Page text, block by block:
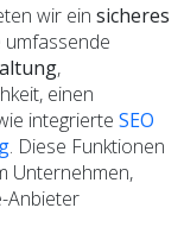
wir ein sicheres
umfassende
,
einen
integrierte SEO
. Diese Funktionen
Unternehmen,
Anbieter